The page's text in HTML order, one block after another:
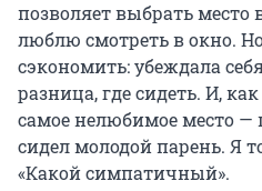
позволяет выбрать место
люблю смотреть в окно.
сэкономить: убеждала
разница, где сидеть. И,
самое нелюбимое место —
сидел молодой парень. Я
«Какой симпатичный».